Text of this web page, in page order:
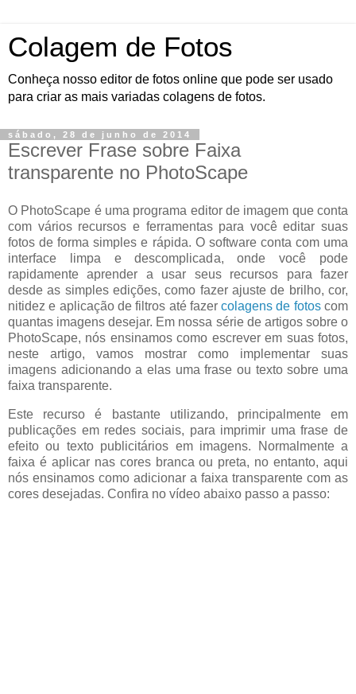
Colagem de Fotos
Conheça nosso editor de fotos online que pode ser usado
para criar as mais variadas colagens de fotos.
sábado, 28 de junho de 2014
Escrever Frase sobre Faixa
transparente no PhotoScape
O PhotoScape é uma programa editor de imagem que conta
com vários recursos e ferramentas para você editar suas
fotos de forma simples e rápida. O software conta com uma
interface limpa e descomplicada, onde você pode
rapidamente aprender a usar seus recursos para fazer
desde as simples edições, como fazer ajuste de brilho, cor,
nitidez e aplicação de filtros até fazercolagens de fotoscom
quantas imagens desejar. Em nossa série de artigos sobre o
PhotoScape, nós ensinamos como escrever em suas fotos,
neste artigo, vamos mostrar como implementar suas
imagens adicionando a elas uma frase ou texto sobre uma
faixa transparente.
Este recurso é bastante utilizando, principalmente em
publicações em redes sociais, para imprimir uma frase de
efeito ou texto publicitários em imagens. Normalmente a
faixa é aplicar nas cores branca ou preta, no entanto, aqui
nós ensinamos como adicionar a faixa transparente com as
cores desejadas. Confira no vídeo abaixo passo a passo: